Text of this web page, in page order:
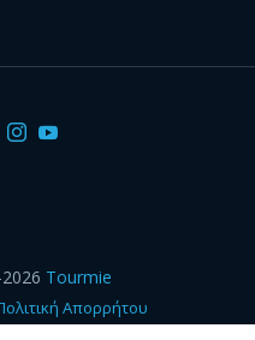
Tourmie
Απορρήτου